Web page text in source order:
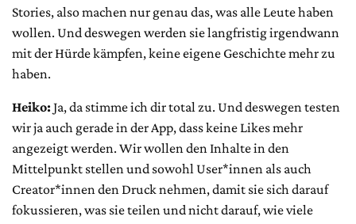
Stories, also machen nur genau das, was alle Leute haben
wollen. Und deswegen werden sie langfristig irgendwann
mit der Hürde kämpfen, keine eigene Geschichte mehr zu
haben.
Heiko:Ja, da stimme ich dir total zu. Und deswegen testen
wir ja auch gerade in der App, dass keine Likes mehr
angezeigt werden. Wir wollen den Inhalte in den
Mittelpunkt stellen und sowohl User*innen als auch
Creator*innen den Druck nehmen, damit sie sich darauf
fokussieren, was sie teilen und nicht darauf, wie viele